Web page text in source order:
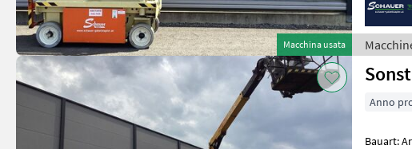
Macchina usata
Anno
Bauart: